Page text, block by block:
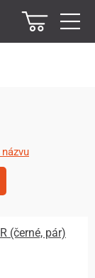
(černé, pár)